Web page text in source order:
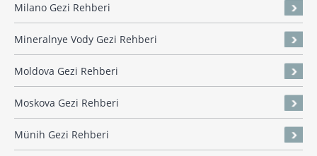
Milano Gezi Rehberi
Mineralnye Vody Gezi Rehberi
Moldova Gezi Rehberi
Moskova Gezi Rehberi
Münih Gezi Rehberi